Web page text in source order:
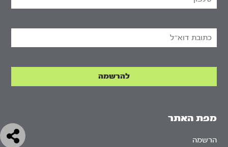
מפת האתר
הרשמה